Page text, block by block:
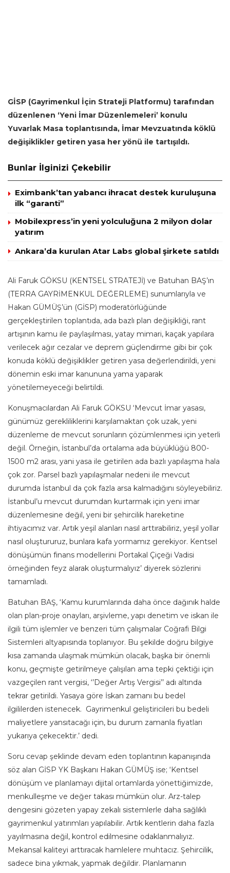
GİSP (Gayrimenkul İçin Strateji Platformu) tarafından
düzenlenen ‘Yeni İmar Düzenlemeleri’ konulu
Yuvarlak Masa toplantısında, İmar Mevzuatında köklü
değişiklikler getiren yasa her yönü ile tartışıldı.
Bunlar İlginizi Çekebilir
Eximbank’tan yabancı ihracat destek kuruluşuna
ilk “garanti”
Mobilexpress’in yeni yolculuğuna 2 milyon dolar
yatırım
Ankara’da kurulan Atar Labs global şirkete satıldı
Ali Faruk GÖKSU (KENTSEL STRATEJİ) ve Batuhan BAŞ’ın
(TERRA GAYRİMENKUL DEĞERLEME) sunumlarıyla ve
Hakan GÜMÜŞ’ün (GİSP) moderatörlüğünde
gerçekleştirilen toplantıda, ada bazlı plan değişikliği, rant
artışının kamu ile paylaşılması, yatay mimari, kaçak yapılara
verilecek ağır cezalar ve deprem güçlendirme gibi bir çok
konuda köklü değişiklikler getiren yasa değerlendirildi, yeni
dönemin eski imar kanununa yama yaparak
yönetilemeyeceği belirtildi.
Konuşmacılardan Ali Faruk GÖKSU ‘Mevcut İmar yasası,
günümüz gerekliliklerini karşılamaktan çok uzak, yeni
düzenleme de mevcut sorunların çözümlenmesi için yeterli
değil. Örneğin, İstanbul’da ortalama ada büyüklüğü 800-
1500 m2 arası, yani yasa ile getirilen ada bazlı yapılaşma hala
çok zor. Parsel bazlı yapılaşmalar nedeni ile mevcut
durumda İstanbul da çok fazla arsa kalmadığını söyleyebiliriz.
İstanbul’u mevcut durumdan kurtarmak için yeni imar
düzenlemesine değil, yeni bir şehircilik hareketine
ihtiyacımız var. Artık yeşil alanları nasıl arttırabiliriz, yeşil yollar
nasıl oluştururuz, bunlara kafa yormamız gerekiyor. Kentsel
dönüşümün finans modellerini Portakal Çiçeği Vadisi
örneğinden feyz alarak oluşturmalıyız’ diyerek sözlerini
tamamladı.
Batuhan BAŞ, ‘Kamu kurumlarında daha önce dağınık halde
olan plan-proje onayları, arşivleme, yapı denetim ve iskan ile
ilgili tüm işlemler ve benzeri tüm çalışmalar Coğrafi Bilgi
Sistemleri altyapısında toplanıyor. Bu şekilde doğru bilgiye
kısa zamanda ulaşmak mümkün olacak, başka bir önemli
konu, geçmişte getirilmeye çalışılan ama tepki çektiği için
vazgeçilen rant vergisi, ‘’Değer Artış Vergisi’’ adı altında
tekrar getirildi. Yasaya göre İskan zamanı bu bedel
ilgililerden istenecek. Gayrimenkul geliştiricileri bu bedeli
maliyetlere yansıtacağı için, bu durum zamanla fiyatları
yukarıya çekecektir.’ dedi.
Soru cevap şeklinde devam eden toplantının kapanışında
söz alan GİSP YK Başkanı Hakan GÜMÜŞ ise; ‘Kentsel
dönüşüm ve planlamayı dijital ortamlarda yönettiğimizde,
menkulleşme ve değer takası mümkün olur. Arz-talep
dengesini gözeten yapay zekalı sistemlerle daha sağlıklı
gayrimenkul yatırımları yapılabilir. Artık kentlerin daha fazla
yayılmasına değil, kontrol edilmesine odaklanmalıyız.
Mekansal kaliteyi arttıracak hamlelere muhtacız. Şehircilik,
sadece bina yıkmak, yapmak değildir. Planlamanın